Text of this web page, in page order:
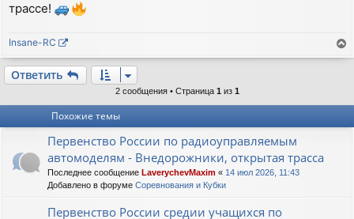
трассе!
Insane-RC
е
ь
а
Ответить
2 сообщения • Страница 1 из 1
Похожие темы
Первенство России по радиоуправляемым
автомоделям - Внедорожники, открытая трасса
Последнее сообщение LaverychevMaxim « 14 июл 2026, 11:43
Добавлено в форуме Соревнования и Кубки
Первенство России средии учащихся по